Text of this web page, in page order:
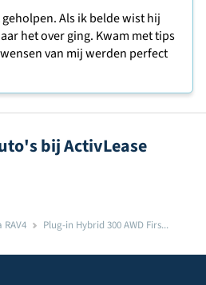
Als ik belde wist hij
het over ging. Kwam met tips
van mij werden perfect
bij ActivLease
RAV4 Plug-in Hybrid 300 AWD Firs...